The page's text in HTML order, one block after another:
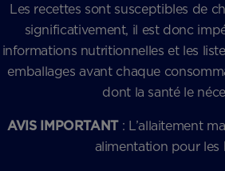
Les recettes sont susceptibles de
significativement, il est donc
informations nutritionnelles et les
emballages avant chaque
dont la santé le
AVIS IMPORTANT : L’allaitement
alimentation pour les